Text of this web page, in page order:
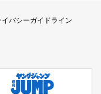
バシーガイドライン
ングジャンプ公式サイト